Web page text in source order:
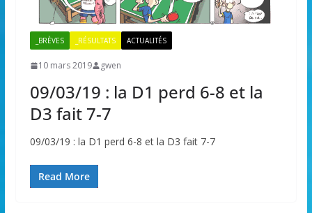
_BRÈVES _RÉSULTATS ACTUALITÉS
10 mars 2019 gwen
09/03/19 : la D1 perd 6-8 et la
D3 fait 7-7
09/03/19 : la D1 perd 6-8 et la D3 fait 7-7
Read More